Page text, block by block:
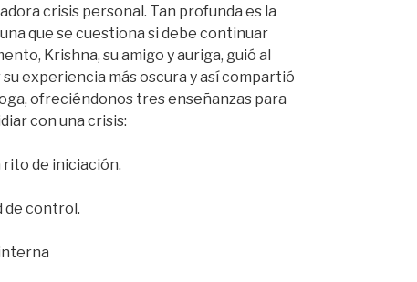
crisis personal. Tan profunda es la
que se cuestiona si debe continuar
Krishna, su amigo y auriga, guió al
experiencia más oscura y así compartió
ofreciéndonos tres enseñanzas para
con una crisis:
rito de iniciación.
de control.